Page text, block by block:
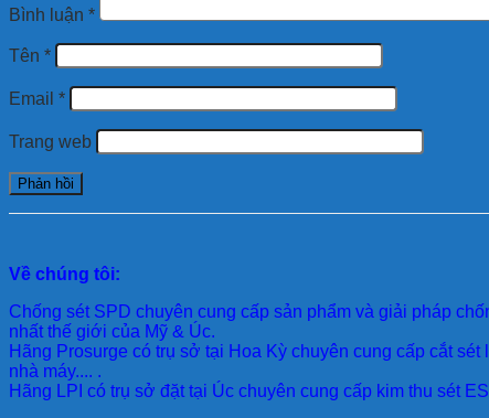
Bình luận *
Tên *
Email *
Trang web
Về chúng tôi:
Chống sét SPD chuyên cung cấp sản phẩm và giải pháp
nhất thế giới của Mỹ & Úc.
Hãng Prosurge có trụ sở tại Hoa Kỳ chuyên cung cấp cắt
nhà máy.... .
Hãng LPI có trụ sở đặt tại Úc chuyên cung cấp kim thu sét